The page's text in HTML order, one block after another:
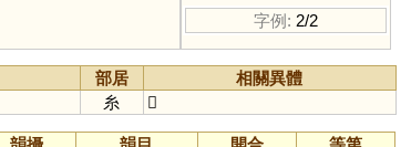
字例: 2/2
部居
相關異體
糸 𦀓